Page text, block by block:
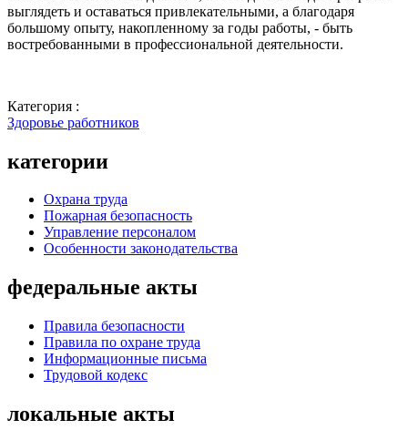
выглядеть и оставаться привлекательными, а благодаря
большому опыту, накопленному за годы работы, - быть
востребованными в профессиональной деятельности.
Категория :
Здоровье работников
категории
Охрана труда
Пожарная безопасность
Управление персоналом
Особенности законодательства
федеральные акты
Правила безопасности
Правила по охране труда
Информационные письма
Трудовой кодекс
локальные акты